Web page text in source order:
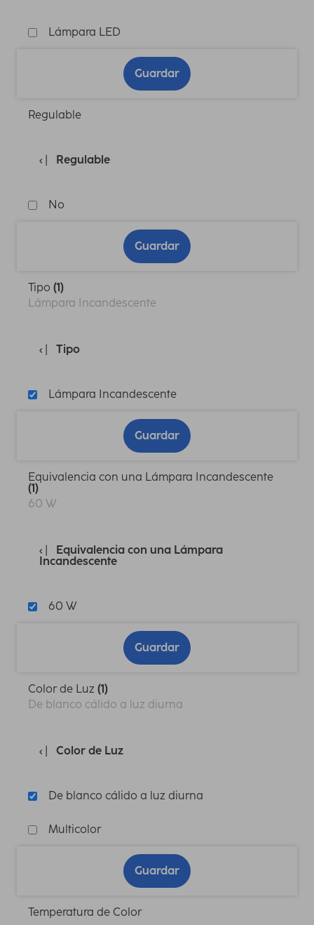
Lámpara LED
Guardar
Regulable
Regulable
No
Guardar
Tipo (1)
Lámpara Incandescente
Tipo
Lámpara Incandescente
Guardar
Equivalencia con una Lámpara Incandescente
(1)
60 W
Equivalencia con una Lámpara
Incandescente
60 W
Guardar
Color de Luz (1)
De blanco cálido a luz diurna
Color de Luz
De blanco cálido a luz diurna
Multicolor
Guardar
Temperatura de Color